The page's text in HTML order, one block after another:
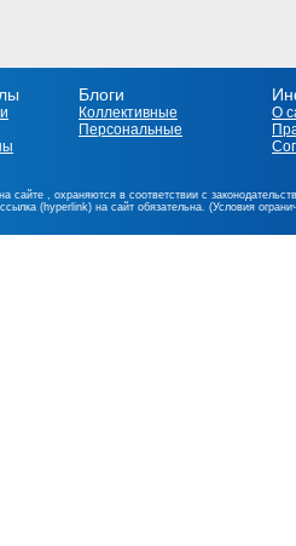
Блоги
Коллективные
Персональные
О
сайте , охраняются в соответствии с
(hyperlink) на сайт обязательна. (Условия